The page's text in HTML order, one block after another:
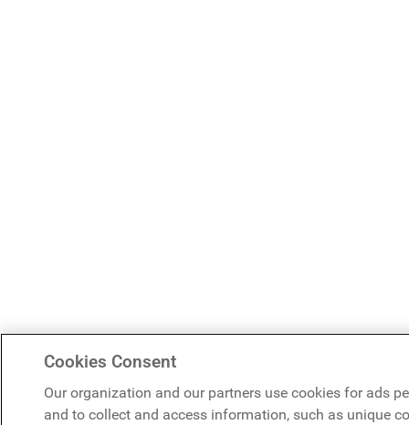
Cookies Consent
Our organization and our partners use cookies for ads
and to collect and access information, such as unique